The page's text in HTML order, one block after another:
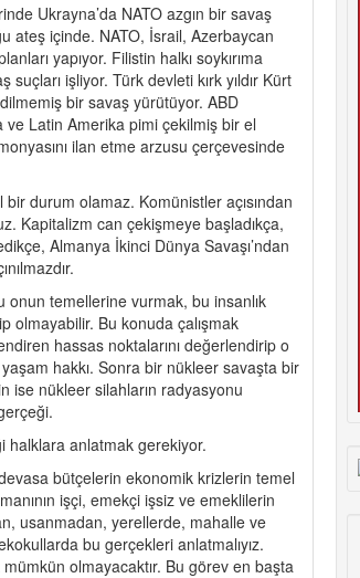
Ukrayna’da NATO azgın bir savaş
ateş içinde. NATO, İsrail, Azerbaycan
yapıyor. Filistin halkı soykırıma
suçları işliyor. Türk devleti kırk yıldır Kürt
bir savaş yürütüyor. ABD
ve Latin Amerika pimi çekilmiş bir el
ilan etme arzusu çerçevesinde
durum olamaz. Komünistler açısından
Kapitalizm can çekişmeye başladıkça,
Almanya İkinci Dünya Savaşı’ndan
onun temellerine vurmak, bu insanlık
olmayabilir. Bu konuda çalışmak
hassas noktalarını değerlendirip o
hakkı. Sonra bir nükleer savaşta bir
ise nükleer silahların radyasyonu
halklara anlatmak gerekiyor.
bütçelerin ekonomik krizlerin temel
işçi, emekçi işsiz ve emeklilerin
usanmadan, yerellerde, mahalle ve
bu gerçekleri anlatmalıyız.
mümkün olmayacaktır. Bu görev en başta